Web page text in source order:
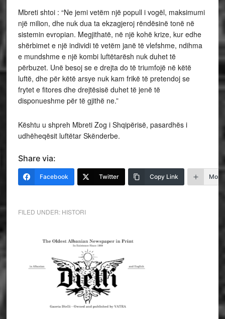
Mbreti shtoi : “Ne jemi vetëm një popull i vogël, maksimumi
një milion, dhe nuk dua ta ekzagjeroj rëndësinë tonë në
sistemin evropian. Megjithatë, në një kohë krize, kur edhe
shërbimet e një individi të vetëm janë të vlefshme, ndihma
e mundshme e një kombi luftëtarësh nuk duhet të
përbuzet. Unë besoj se e drejta do të triumfojë në këtë
luftë, dhe për këtë arsye nuk kam frikë të pretendoj se
frytet e fitores dhe drejtësisë duhet të jenë të
disponueshme për të gjithë ne.”
Kështu u shpreh Mbreti Zog i Shqipërisë, pasardhës i
udhëheqësit luftëtar Skënderbe.
Share via:
Facebook Twitter Copy Link More
FILED UNDER: HISTORI